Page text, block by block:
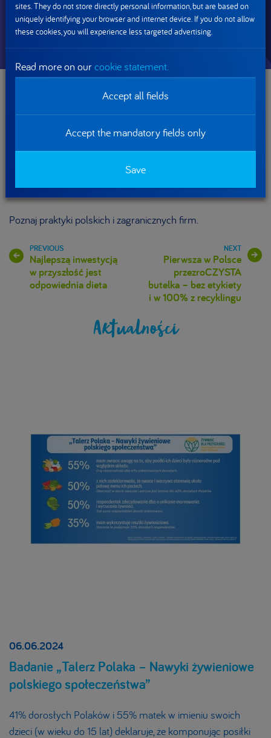
Nasza dobra praktyka w obszarze komunikacji wewnętrznej
pochodzi z RaportuEmployer Branding w czasie COVID-
, stworzonego przez członków społeczności
Pobierz całość raportu na dedykowanej stronie
projektu
Poznaj praktyki polskich i zagranicznych firm.
Najlepszą inwestycją
w przyszłość jest
odpowiednia dieta
Pierwsza w Polsce
przezroCZYSTA
butelka – bez etykiety
i w 100% z recyklingu
Aktualności
06.06.2024
Badanie „Talerz Polaka – Nawyki żywieniowe
polskiego społeczeństwa”
41% dorosłych Polaków i 55% matek w imieniu swoich
dzieci (w wieku do 15 lat) deklaruje, że komponując posiłki
sites. They do not store directly personal information, but are based on
uniquely identifying your browser and internet device. If you do not allow
these cookies, you will experience less targeted advertising.
Read more on ourcookie statement.
Accept all fields
Accept the mandatory fields only
Save